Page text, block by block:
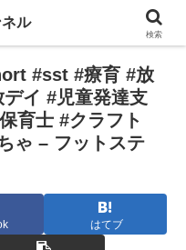
#sst #療育 #放
イ #児童発達支
育士 #クラフト
ゃ – フットステ
はてブ
ル
検索